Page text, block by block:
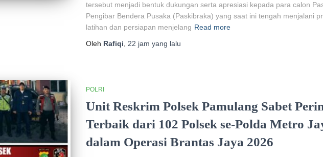
tersebut menjadi bentuk dukungan serta apresiasi kepada para calon
Pengibar Bendera Pusaka (Paskibraka) yang saat ini tengah menjalani
latihan dan persiapan menjelang Read more
Oleh Rafiqi 22 jam yang lalu
POLRI
Unit Reskrim Polsek Pamulang Sabet
Terbaik dari 102 Polsek se-Polda Metro
dalam Operasi Brantas Jaya 2026